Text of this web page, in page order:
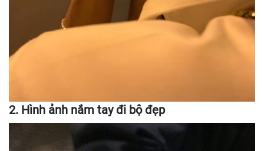
2. Hình ảnh nắm tay đi bộ đẹp